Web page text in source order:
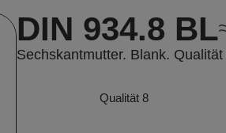
DIN 934.8 BL
Sechskantmutter. Blank. Qualität
Qualität 8